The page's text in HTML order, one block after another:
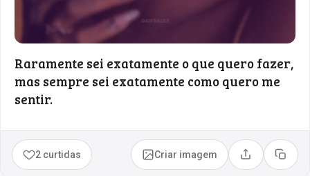
Raramente sei exatamente o que quero fazer,
mas sempre sei exatamente como quero me
sentir.
2 curtidas Criar imagem Compartilhar
Copiar